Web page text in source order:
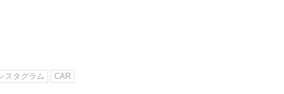
スタグラム CAR